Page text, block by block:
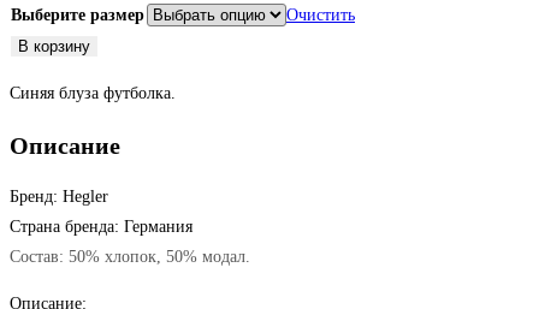
Выберите размер
Очистить
Количество
Футболка
фабула
В корзину
Синяя блуза футболка.
Описание
Бренд: Hegler
Страна бренда: Германия
Состав: 50% хлопок, 50% модал.
Описание: